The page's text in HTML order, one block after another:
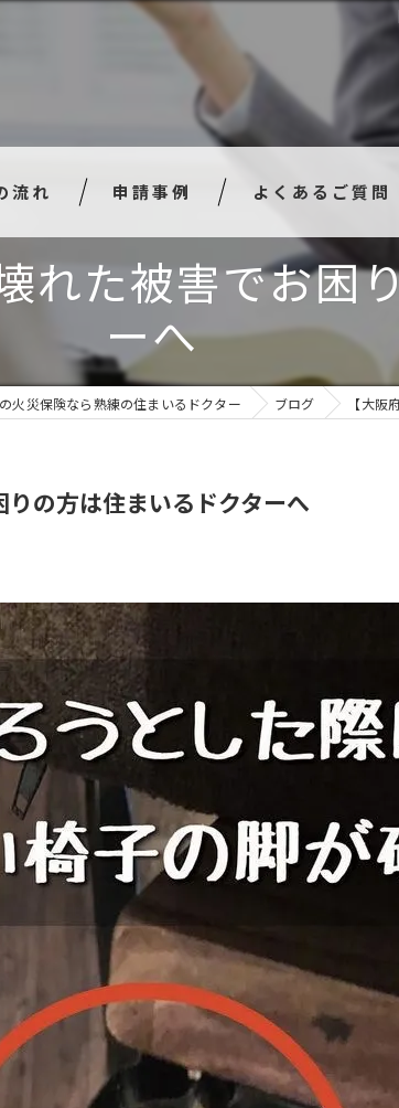
流れ 申請事例 よくあるご質問
れた被害でお困
ーへ
火災保険なら熟練の住まいるドクター ブログ 【大
りの方は住まいるドクターへ